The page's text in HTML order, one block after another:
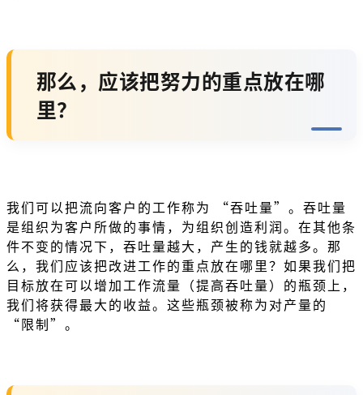
那么，应该把努力的重点放在哪
里？
我们可以把流向客户的工作称为 “吞吐量”。吞吐量
是组织为客户所做的事情，为组织创造利润。在其他条
件不变的情况下，吞吐量越大，产生的钱就越多。那
么，我们应该把改进工作的重点放在哪里？如果我们把
目标放在可以增加工作流量（提高吞吐量）的瓶颈上，
我们将获得最大的收益。这些瓶颈被称为对产量的
“限制”。